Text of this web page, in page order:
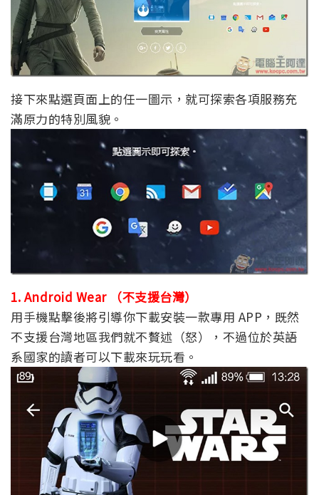
接下來點選頁面上的任一圖示，就可探索各項服務充
滿原力的特別風貌。
1. Android Wear （不支援台灣）
用手機點擊後將引導你下載安裝一款專用 APP，既然
不支援台灣地區我們就不贅述（怒），不過位於英語
系國家的讀者可以下載來玩玩看。